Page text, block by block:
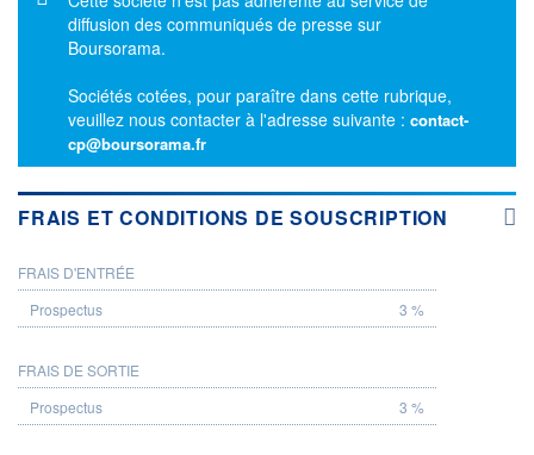
diffusion des communiqués de presse sur
Boursorama.
Sociétés cotées, pour paraître dans cette rubrique,
veuillez nous contacter à l'adresse suivante : contact-
cp@boursorama.fr
FRAIS ET CONDITIONS DE SOUSCRIPTION
PROSPECTUS
FRAIS D'ENTRÉE
3 %
FRAIS DE SORTIE
3 %